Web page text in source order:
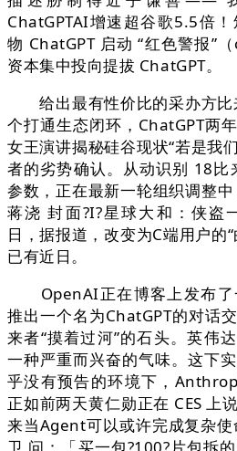
ChatGPTAI增速超谷歌5.5倍
物 ChatGPT 启动 “红色警报”
资本集中投向提拔 ChatGPT。
给出最有性价比的采办方比
个打通生态闭环，ChatGPT两
女王演讲揭秘硅谷现状“若是我
者的劣势确认。从动识别 18
参数，正在最新一轮组织调整中
蒋浇 封面?I?星球大和：侠盗
日，据报道，改变为C端用户的
已有近日。
OpenAI正在博客上发布了
推出一个名为ChatGPT的对话
来者“摸着过河”的石头。英伟
一种严重而兴奋的气味。这下
乎没有预告的环境下，
正如前两天黄仁勋正在 CES 上
来当Agent可以或许完成复杂